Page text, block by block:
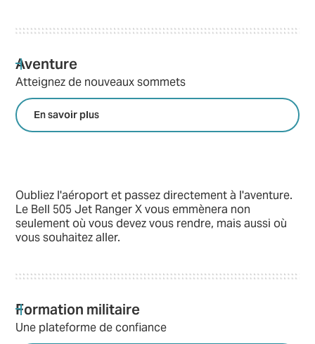
Aventure
Atteignez de nouveaux sommets
En savoir plus
Oubliez l'aéroport et passez directement à l'aventure.
Le Bell 505 Jet Ranger X vous emmènera non
seulement où vous devez vous rendre, mais aussi où
vous souhaitez aller.
Formation militaire
Une plateforme de confiance